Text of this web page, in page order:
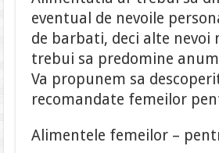
eventual de nevoile
de barbati, deci alte
trebui sa predomine
Va propunem sa
recomandate femeilor
Alimentele femeilor –